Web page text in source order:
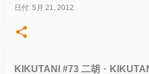
日付: 5月 21, 2012
KIKUTANI #73 二胡 ・